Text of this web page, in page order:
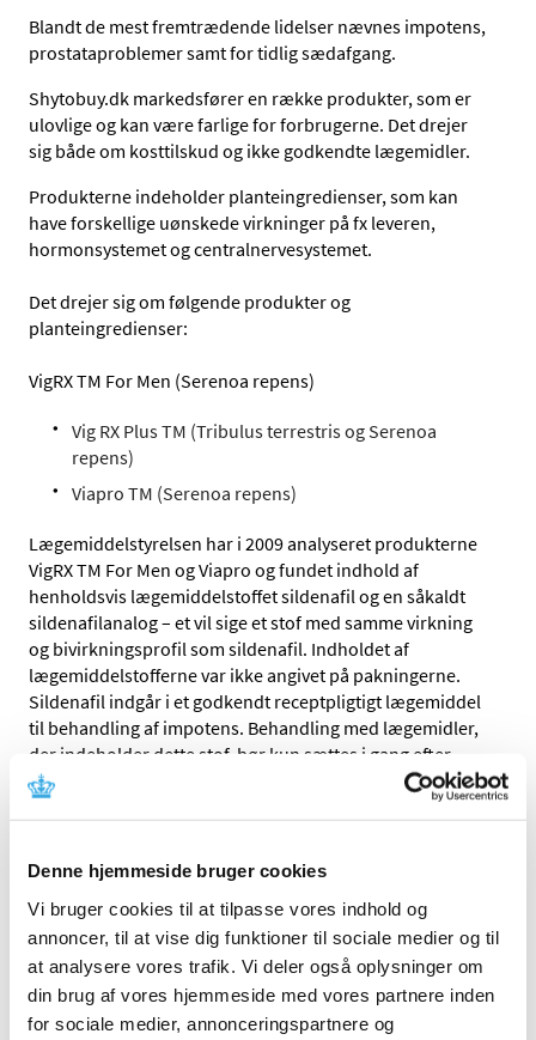
Denne hjemmeside bruger cookies
Vi bruger cookies til at tilpasse vores indhold og
annoncer, til at vise dig funktioner til sociale medier og til
at analysere vores trafik. Vi deler også oplysninger om
din brug af vores hjemmeside med vores partnere inden
for sociale medier, annonceringspartnere og
Blandt de mest fremtrædende lidelser nævnes impotens,
prostataproblemer samt for tidlig sædafgang.
Shytobuy.dk markedsfører en række produkter, som er
ulovlige og kan være farlige for forbrugerne. Det drejer
sig både om kosttilskud og ikke godkendte lægemidler.
Produkterne indeholder planteingredienser, som kan
have forskellige uønskede virkninger på fx leveren,
hormonsystemet og centralnervesystemet.
Det drejer sig om følgende produkter og
planteingredienser:
VigRX TM For Men (Serenoa repens)
Vig RX Plus TM (Tribulus terrestris og Serenoa
repens)
Viapro TM (Serenoa repens)
Lægemiddelstyrelsen har i 2009 analyseret produkterne
VigRX TM For Men og Viapro og fundet indhold af
henholdsvis lægemiddelstoffet sildenafil og en såkaldt
sildenafilanalog – et vil sige et stof med samme virkning
og bivirkningsprofil som sildenafil. Indholdet af
lægemiddelstofferne var ikke angivet på pakningerne.
Sildenafil indgår i et godkendt receptpligtigt lægemiddel
til behandling af impotens. Behandling med lægemidler,
der indeholder dette stof, bør kun sættes i gang efter
samråd med en læge.
Lægemiddelstyrelsen anbefaler derfor at lade være med
kan være risiko for, at de fortsat indeholder
lægemiddelstoffer, der ikke er deklareret på
pakningerne.
Hjemmesiden er registreret af en fransk
internetvirksomhed, men er tilsyneladende
hjemmehørende i Storbritannien.